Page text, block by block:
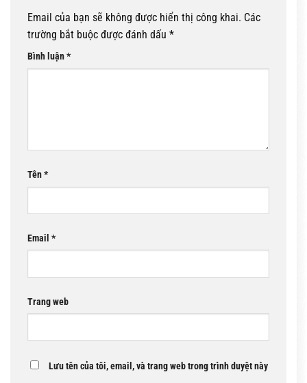
Email của bạn sẽ không được hiển thị công khai. Các
trường bắt buộc được đánh dấu *
Bình luận*
Tên*
Email *
Trang web
Lưu tên của tôi, email, và trang web trong trình duyệt này